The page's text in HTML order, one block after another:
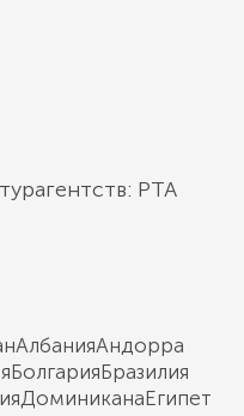
РТА
АлбанияАндорра
БолгарияБразилия
ДоминиканаЕгипет